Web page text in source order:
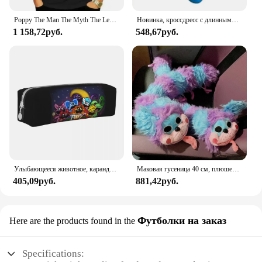
Poppy The Man The Myth The Legend Забавная подарочная футболка для дедушки, хлопковые персонализированные топы, футболки, забавные мужские футболки, дизайн
1 158,72руб.
Новинка, кроссдресс с длинными ногами, Мак, время игры, Человек-паук, плюшевая игрушка, окружающая игра, куклы, забавная кукла Ха-Джимми, кукла, детский подарок
548,67руб.
Улыбающееся животное, карандаш, фантазия, манга, вместительный пенал для карандашей, для девочек и мальчиков, квадратные винтажные школьные пеналы с принтом
405,09руб.
Маковая гусеница 40 см, плюшевая игрушка, анимационная периферическая кукла, подарок, забавный подарок на день рождения для мальчиков и девочек
881,42руб.
Here are the products found in the Футболки на заказ
Specifications: